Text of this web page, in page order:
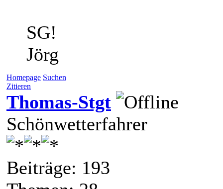
SG!
Jörg
Homepage Suchen
Zitieren
Thomas-Stgt
Schönwetterfahrer
Beiträge: 193